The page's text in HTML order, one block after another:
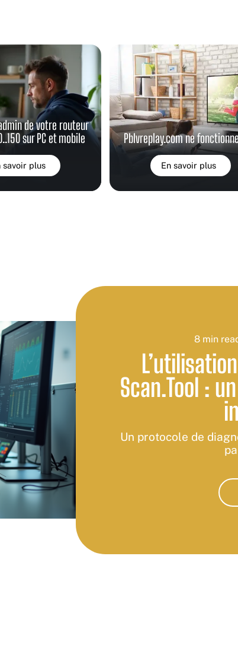
de votre routeur
sur PC et mobile
savoir plus
Pblvreplay.com ne
En savoir plus
8 min
Scan.Tool :
Un protocole de